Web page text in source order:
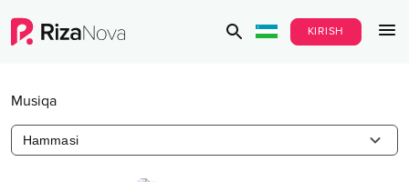
KIRISH
Musiqa
Hammasi